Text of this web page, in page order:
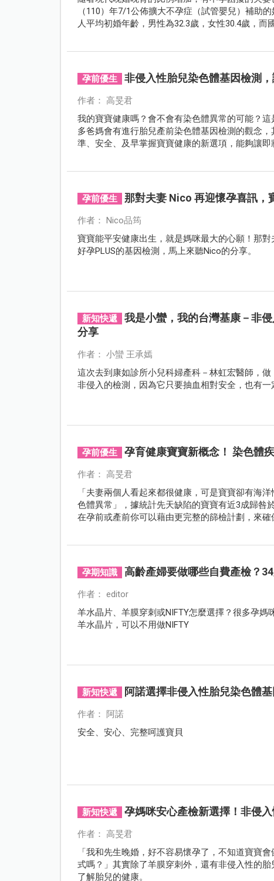
（110）年7/1公佈擴大不孕症（試管嬰兒）補助
人平均初婚年齡，男性為32.3歲，女性30.4歲，而
孕前優生 非侵入性胎兒染色體基因檢測
作者： 高旻君
我的寶寶健康嗎？會不會有染色體異常的可能？
多爸媽會有進行胎兒產前染色體基因檢測的觀念
準、安全、及早掌握寶寶健康的新選項，能夠讓即
孕前優生 那對夫妻 Nico 再迎懷孕喜訊，
作者： Nico品筠
寶寶能平安健康出生，就是媽咪最大的心願！那
好孕PLUS的基因檢測，馬上來聽Nico的分享。
新知快遞
我是小蠻，我的台灣基康－非
分享
作者： 小蠻 王承嫣
這次去到康如診所小兒科婦產科－林虹宏醫師，
非侵入的檢測，因為它只要抽血相對安全，也有
孕前優生 孕育健康寶寶新概念！ 染色體
作者： 高旻君
「夫妻兩個人看起來都很健康，可是寶寶卻有海
色體異常」，據統計先天缺陷的寶寶有近3成歸咎
在孕前或產前你可以藉由更完整的篩檢計劃，來確
孕期知識 高齡產婦要做哪些自費產檢？
作者： editor
羊水晶片、羊膜穿刺或NIFTY怎麼選擇？很多孕
羊水晶片，可以不用做NIFTY
新知快遞 阿諾選擇非侵入性胎兒染色體基
作者： 阿諾
安全、安心、完整呵護寶貝
新知快遞 孕媽咪安心產檢新選擇！非侵
作者： 高旻君
「我和先生晚婚，好不容易懷孕了，不知道寶寶
式嗎？」其實除了羊膜穿刺外，還有非侵入性的
了解胎兒的健康。